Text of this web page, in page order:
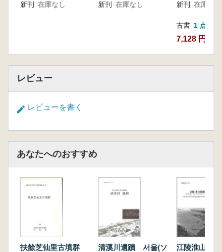
新刊 在庫なし 新刊 在庫なし 新刊 在庫なし
古書 1 点
7,128 円
レビュー
レビューを書く
あなたへのおすすめ
扶餘芝仙里古墳群
清溪川遺蹟 서울(ソ
江陵淮山洞